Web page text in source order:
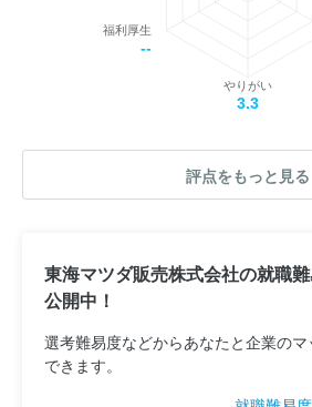
やりがい
3.3
福利厚生
--
評点をもっと見る
東海マツダ販売株式会社の就職
公開中！
選考難易度などからあなたと企業の
できます。